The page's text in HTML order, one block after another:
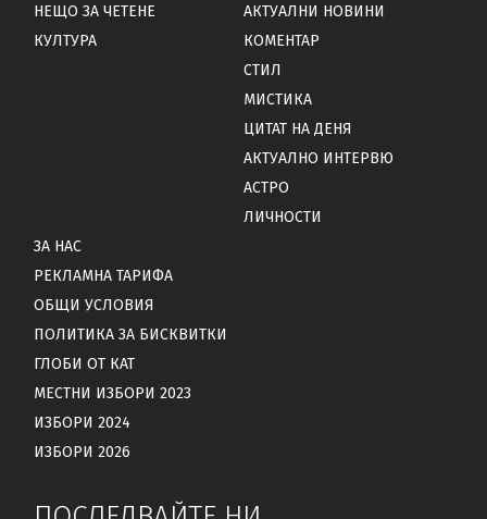
НЕЩО ЗА ЧЕТЕНЕ
КУЛТУРА
АКТУАЛНИ НОВИНИ
КОМЕНТАР
СТИЛ
МИСТИКА
ЦИТАТ НА ДЕНЯ
АКТУАЛНО ИНТЕРВЮ
АСТРО
ЛИЧНОСТИ
ЗА НАС
РЕКЛАМНА ТАРИФА
ОБЩИ УСЛОВИЯ
ПОЛИТИКА ЗА БИСКВИТКИ
ГЛОБИ ОТ КАТ
МЕСТНИ ИЗБОРИ 2023
ИЗБОРИ 2024
ИЗБОРИ 2026